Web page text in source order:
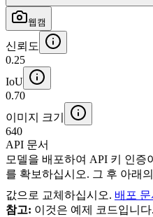
웹캠
신뢰도
0.25
IoU
0.70
이미지 크기
640
API 문서
모델을 배포하여 API 키 인증
를 확보하십시오. 그 후 아래
값으로 교체하십시오. 배포 문
참고: 이것은 예제 코드입니